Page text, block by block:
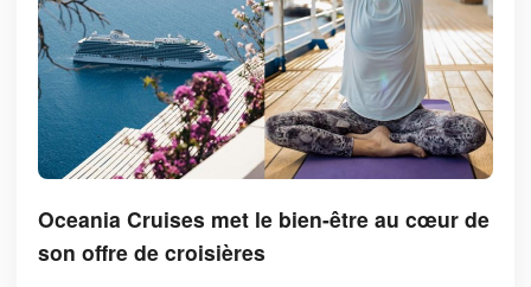
Oceania Cruises met le bien-être au cœur de
son offre de croisières